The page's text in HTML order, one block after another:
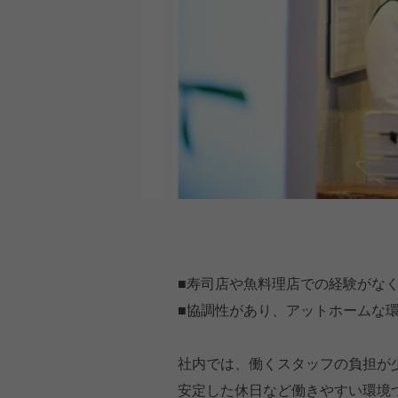
■寿司店や魚料理店での経験がな
■協調性があり、アットホームな
社内では、働くスタッフの負担
安定した休日など働きやすい環